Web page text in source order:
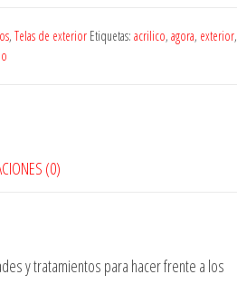
, Telas de exterior Etiquetas: acrilico, agora, exterior,
(0)
y tratamientos para hacer frente a los